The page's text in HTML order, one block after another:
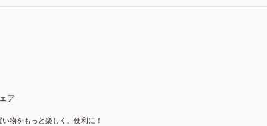
ア
物をもっと楽しく、便利に！